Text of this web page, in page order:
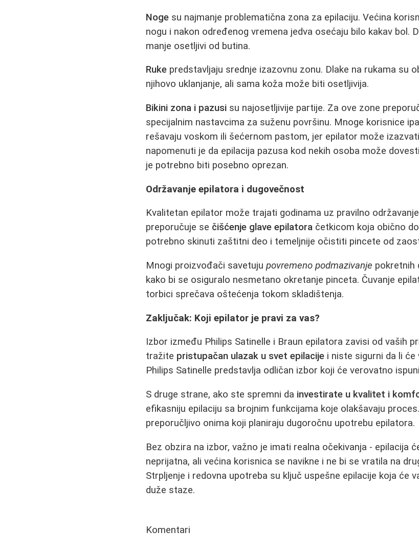
Noge su najmanje problematična zona za epilaciju. Većina
nogu i nakon određenog vremena jedva osećaju bilo kakav bol.
manje osetljivi od butina.
Ruke predstavljaju srednje izazovnu zonu. Dlake na rukama su
njihovo uklanjanje, ali sama koža može biti osetljivija.
Bikini zona i pazusi su najosetljivije partije. Za ove zone
specijalnim nastavcima za suženu površinu. Mnoge korisnice
rešavaju voskom ili šećernom pastom, jer epilator može
napomenuti je da epilacija pazusa kod nekih osoba može
je potrebno biti posebno oprezan.
Održavanje epilatora i dugovečnost
Kvalitetan epilator može trajati godinama uz pravilno
preporučuje se čišćenje glave epilatora četkicom koja obično
potrebno skinuti zaštitni deo i temeljnije očistiti pincete od
Mnogi proizvođači savetujupovremeno podmazivanje pokretnih
kako bi se osiguralo nesmetano okretanje pinceta. Čuvanje
torbici sprečava oštećenja tokom skladištenja.
Zaključak: Koji epilator je pravi za vas?
Izbor između Philips Satinelle i Braun epilatora zavisi od vaših
tražite pristupačan ulazak u svet epilacije i niste sigurni da li
Philips Satinelle predstavlja odličan izbor koji će verovatno
S druge strane, ako ste spremni da investirate u kvalitet i
efikasniju epilaciju sa brojnim funkcijama koje olakšavaju
preporučljivo onima koji planiraju dugoročnu upotrebu epilatora.
Bez obzira na izbor, važno je imati realna očekivanja - epilacija
neprijatna, ali većina korisnica se navikne i ne bi se vratila na
Strpljenje i redovna upotreba su ključ uspešne epilacije koja će
duže staze.
Komentari